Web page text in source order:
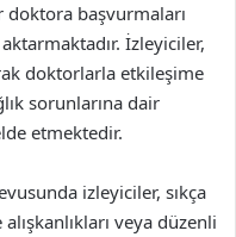
başvurmaları
İzleyiciler,
doktorlarla etkileşime
sorunlarına dair
etmektedir.
izleyiciler, sıkça
alışkanlıkları veya düzenli